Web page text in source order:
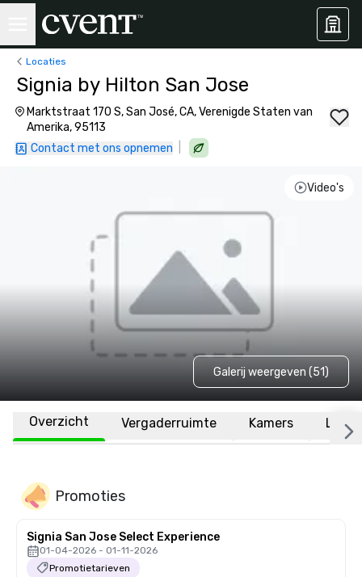
Locaties
Signia by Hilton San Jose
Marktstraat 170 S, San José, CA, Verenigde Staten van
Amerika, 95113
Contact met ons opnemen
Video's
Galerij weergeven (51)
Overzicht Vergaderruimte Kamers
Promoties
Signia San Jose Select Experience
01-04-2026 - 01-11-2026
Promotietarieven